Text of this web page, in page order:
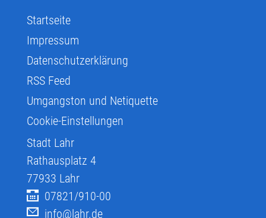
Startseite
Impressum
Datenschutzerklärung
RSS Feed
Umgangston und Netiquette
Cookie-Einstellungen
Stadt Lahr
Rathausplatz 4
77933 Lahr
07821/910-00
info@lahr.de